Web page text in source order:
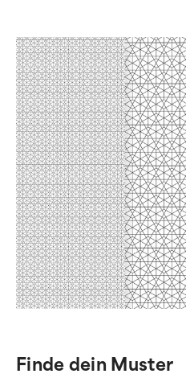
Finde dein Muster